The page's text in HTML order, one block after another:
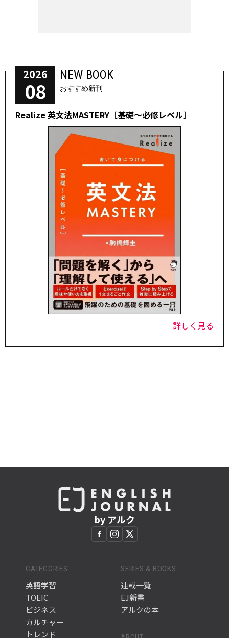
2026
08
NEW BOOK
おすすめ新刊
Realize 英文法MASTERY［基礎～必修レベル］
詳しく見る
by アルク
CATEGORIES
英語学習
TOEIC
ビジネス
カルチャー
トレンド
SERIES & BOOKS
連載一覧
EJ新書
アルクの本